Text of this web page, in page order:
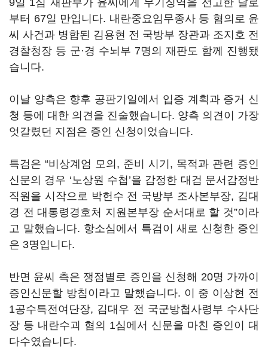
9일 1심 재판부가 윤씨에게 무기징역을 선고한 날로
부터 67일 만입니다. 내란중요임무종사 등 혐의로 윤
씨 사건과 병합된 김용현 전 국방부 장관과 조지호 전
경찰청장 등 군·경 수뇌부 7명의 재판도 함께 진행됐
습니다.
이날 양측은 향후 공판기일에서 입증 계획과 증거 신
청 등에 대한 의견을 진술했습니다. 양측 의견이 가장
엇갈렸던 지점은 증인 신청이었습니다.
특검은 “비상계엄 모의, 준비 시기, 목적과 관련 증인
신문의 경우 ‘노상원 수첩’을 감정한 대검 문서감정반
직원을 시작으로 박헌수 전 국방부 조사본부장, 김대
경 전 대통령경호처 지원본부장 순서대로 할 것”이라
고 말했습니다. 항소심에서 특검이 새로 신청한 증인
은 3명입니다.
반면 윤씨 측은 쟁점별로 증인을 신청해 20명 가까이
증인신문할 방침이라고 말했습니다. 이 중 이상현 전
1공수특전여단장, 김대우 전 국군방첩사령부 수사단
장 등 내란수괴 혐의 1심에서 신문을 마친 증인이 대
다수였습니다.